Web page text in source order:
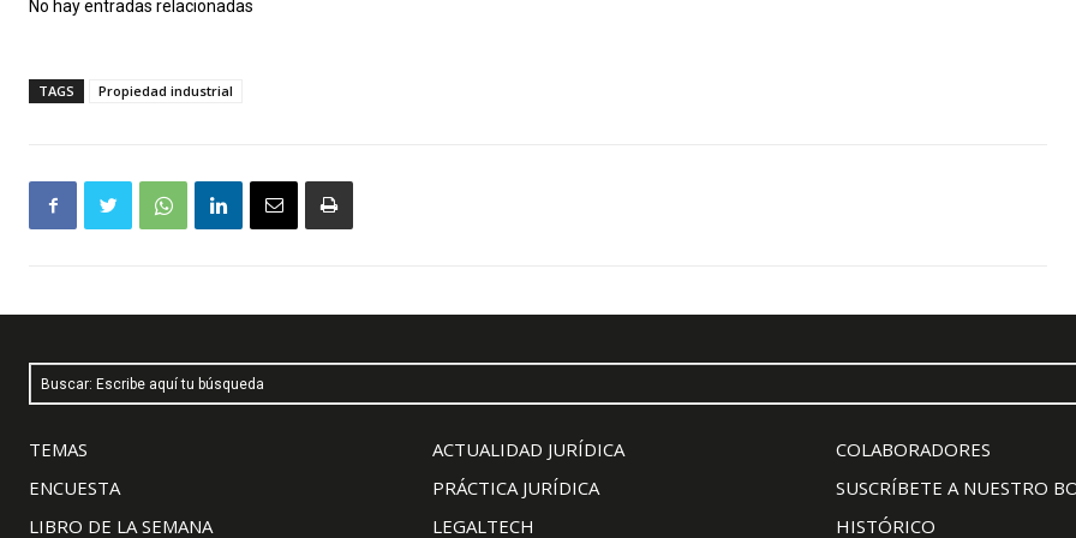
No hay entradas relacionadas
TAGS Propiedad industrial
Buscar: Escribe aquí tu búsqueda
TEMAS
ENCUESTA
LIBRO DE LA SEMANA
ACTUALIDAD JURÍDICA
PRÁCTICA JURÍDICA
LEGALTECH
COLABORADORES
SUSCRÍBETE A NUESTRO
HISTÓRICO